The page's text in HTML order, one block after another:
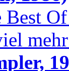
Best Of